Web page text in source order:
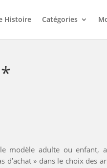
Histoire Catégories
modèle adulte ou enfant,
d’achat » dans le choix des